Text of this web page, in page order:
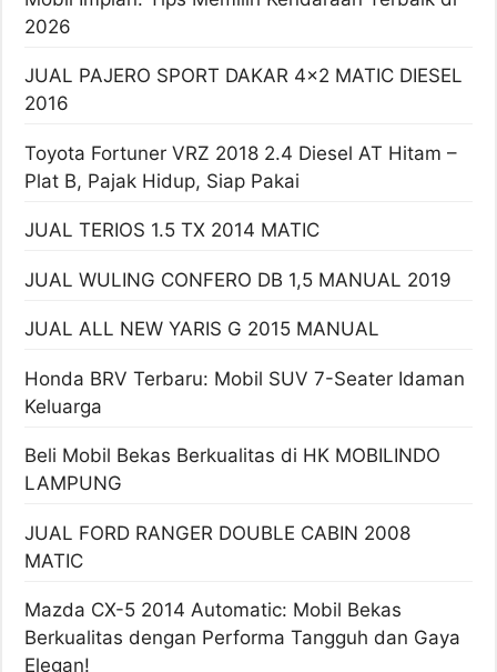
2026
JUAL PAJERO SPORT DAKAR 4×2 MATIC DIESEL
2016
Toyota Fortuner VRZ 2018 2.4 Diesel AT Hitam –
Plat B, Pajak Hidup, Siap Pakai
JUAL TERIOS 1.5 TX 2014 MATIC
JUAL WULING CONFERO DB 1,5 MANUAL 2019
JUAL ALL NEW YARIS G 2015 MANUAL
Honda BRV Terbaru: Mobil SUV 7-Seater Idaman
Keluarga
Beli Mobil Bekas Berkualitas di HK MOBILINDO
LAMPUNG
JUAL FORD RANGER DOUBLE CABIN 2008
MATIC
Mazda CX-5 2014 Automatic: Mobil Bekas
Berkualitas dengan Performa Tangguh dan Gaya
Elegan!